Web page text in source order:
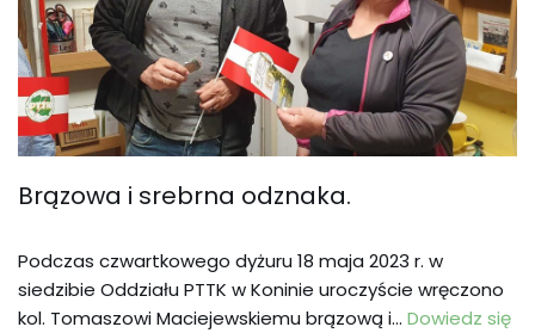
Brązowa i srebrna odznaka.
Podczas czwartkowego dyżuru 18 maja 2023 r. w
siedzibie Oddziału PTTK w Koninie uroczyście wręczono
kol. Tomaszowi Maciejewskiemu brązową i… Dowiedz się